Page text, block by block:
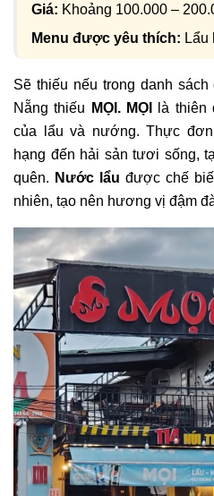
Giá: Khoảng 100.000 –
Menu được yêu thích: Lẩu
Sẽ thiếu nếu trong danh
Nẵng thiếu MỌI. MỌI
là
của lẩu và nướng.Thực
hạng đến hải sản tươi sống,
quên. Nước lẩu được chế
nhiên, tạo nên hương vị đậm